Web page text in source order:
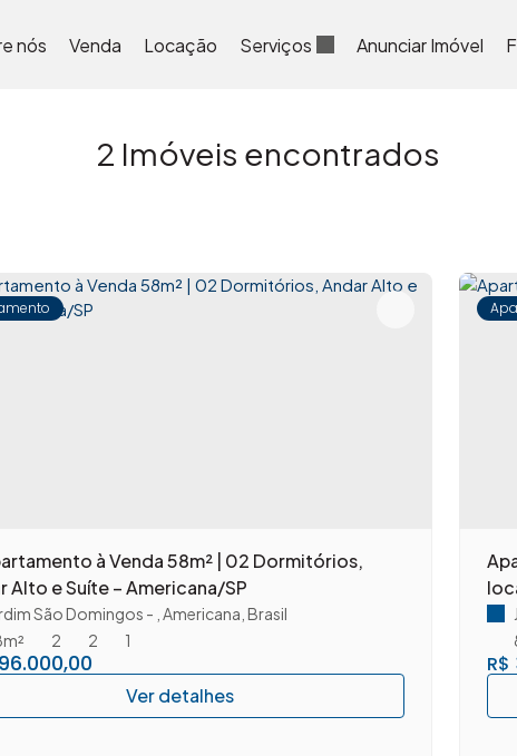
Anunciar Imóvel
Serviços
Locação
Venda
nós
2 Imóveis encontrados
à Venda 58m² | 02 Dormitórios,
Alto e Suíte – Americana/SP
São Domingos Americana Brasil
2
2 1
R$